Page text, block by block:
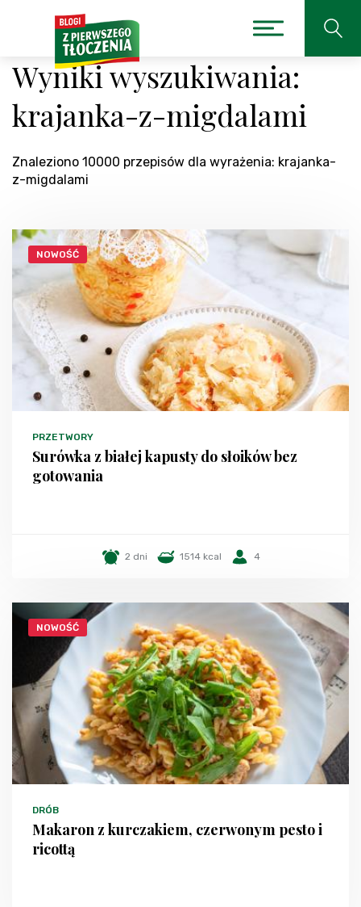
Wyniki wyszukiwania:
krajanka-z-migdalami
Znaleziono 10000 przepisów dla wyrażenia: krajanka-
z-migdalami
NOWOŚĆ
PRZETWORY
Surówka z białej kapusty do słoików bez
gotowania
2 dni 1514 kcal 4
NOWOŚĆ
DRÓB
Makaron z kurczakiem, czerwonym pesto i
ricottą